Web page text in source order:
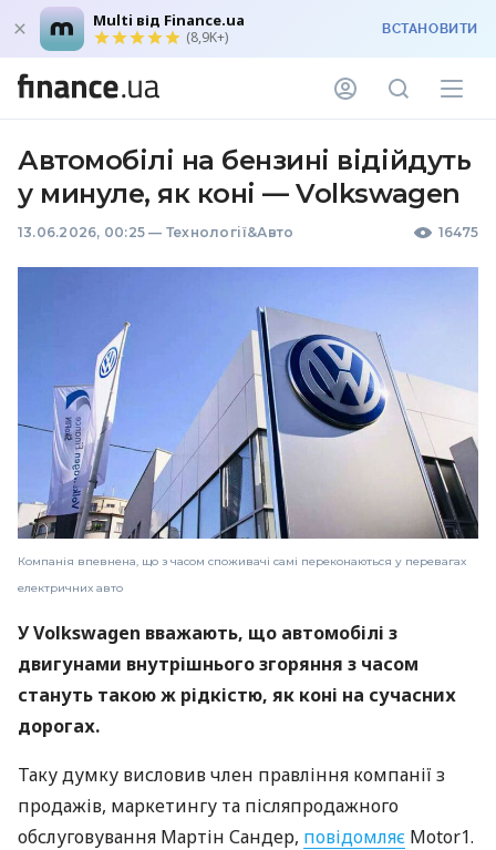
Multi від Finance.ua
(8,9K+) ВСТАНОВИТИ
Автомобілі на бензині відійдуть
у минуле, як коні — Volkswagen
13.06.2026, 00:25 — Технології&Авто 16475
Компанія впевнена, що з часом споживачі самі переконаються у перевагах
електричних авто
У Volkswagen вважають, що автомобілі з
двигунами внутрішнього згоряння з часом
стануть такою ж рідкістю, як коні на сучасних
дорогах.
Таку думку висловив член правління компанії з
продажів, маркетингу та післяпродажного
обслуговування Мартін Сандер, повідомляє Motor1.